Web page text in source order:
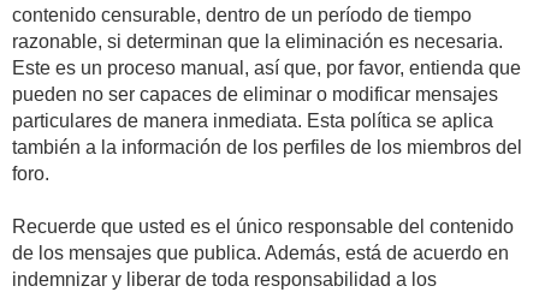
contenido censurable, dentro de un período de tiempo
razonable, si determinan que la eliminación es necesaria.
Este es un proceso manual, así que, por favor, entienda que
pueden no ser capaces de eliminar o modificar mensajes
particulares de manera inmediata. Esta política se aplica
también a la información de los perfiles de los miembros del
foro.
Recuerde que usted es el único responsable del contenido
de los mensajes que publica. Además, está de acuerdo en
indemnizar y liberar de toda responsabilidad a los